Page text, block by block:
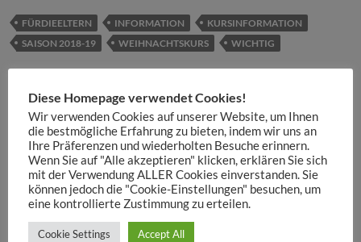
FÜRDIEELTERN INFORMATION
KURSINFORMATION
SAISON 2018-19
WEIHNACHTSKURS WICHTIG
Beitragsnavigation
VORHERIGER BEITRAG
Heimweg 2. Kurstag
NÄCHSTER BEITRAG
Wir sind schon fast da ;)
Diese Homepage verwendet Cookies!
Wir verwenden Cookies auf unserer Website, um Ihnen
die bestmögliche Erfahrung zu bieten, indem wir uns an
Ihre Präferenzen und wiederholten Besuche erinnern.
Wenn Sie auf "Alle akzeptieren" klicken, erklären Sie sich
mit der Verwendung ALLER Cookies einverstanden. Sie
können jedoch die "Cookie-Einstellungen" besuchen, um
eine kontrollierte Zustimmung zu erteilen.
Cookie Settings Accept All